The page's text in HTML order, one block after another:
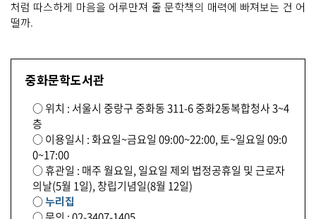
처럼 따스하게 마음을 어루만져 줄 문학책의 매력에 빠져보는 건 어
떨까.
중화문학도서관
○ 위치 : 서울시 중랑구 중화동 311-6 중화2동복합청사 3~4
층
○ 이용일시 : 화요일~금요일 09:00~22:00, 토~일요일 09:0
0~17:00
○ 휴관일 : 매주 월요일, 일요일 제외 법정공휴일 및 근로자
의날(5월 1일), 창립기념일(8월 12일)
○누리집